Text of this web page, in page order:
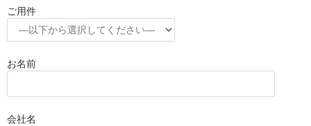
ご用件
お名前
会社名